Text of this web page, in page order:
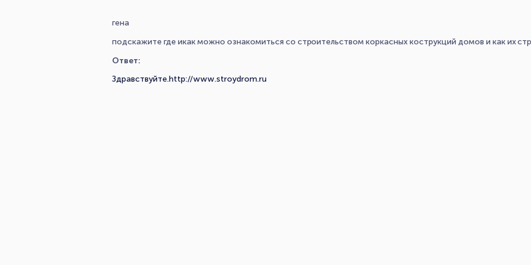
гена
подскажите где икак можно ознакомиться со строительством коркасных кострукций домов и как их
Ответ:
Здравствуйте.http://www.stroydrom.ru